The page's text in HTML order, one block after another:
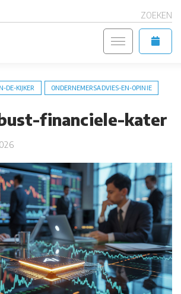
ZOEKEN
DE-KIJKER ONDERNEMERSADVIES-EN-OPINIE
financiele-kater